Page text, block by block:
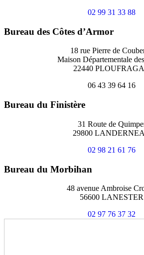
02 99 31 33 88
Bureau des Côtes d’Armor
18 rue Pierre de
Maison Départementale
22440
06 43 39 64 16
Bureau du Finistère
31 Route de
29800
02 98 21 61 76
Bureau du Morbihan
48 avenue Ambroise
56600 LANESTER
02 97 76 37 32